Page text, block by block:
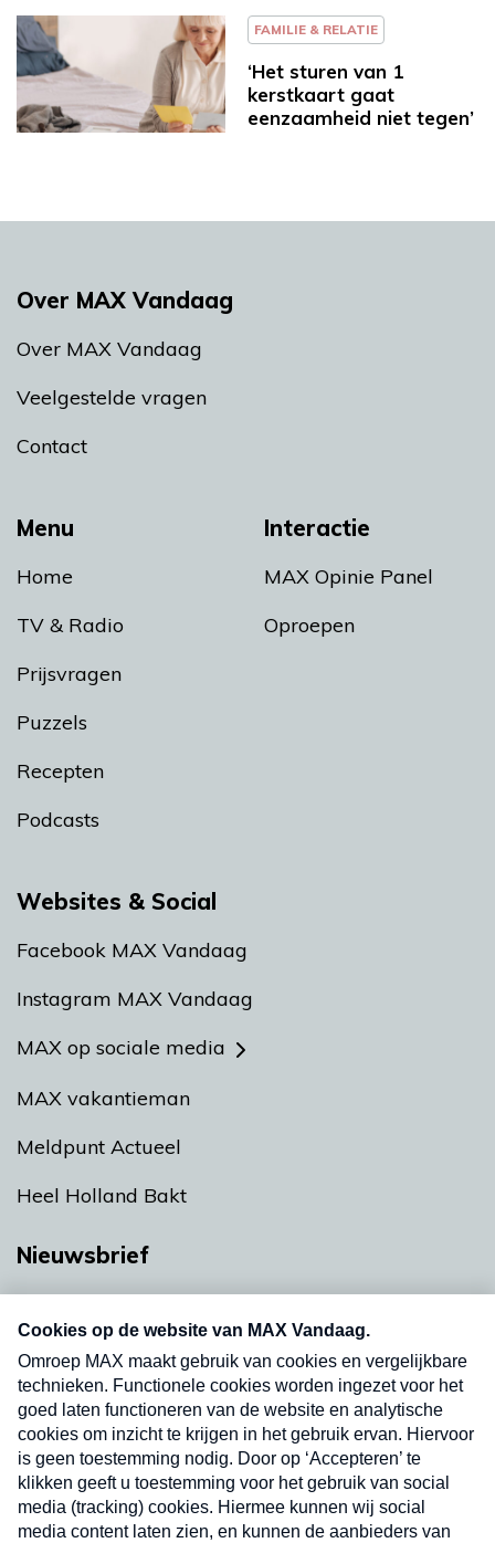
FAMILIE & RELATIE
‘Het sturen van 1
kerstkaart gaat
eenzaamheid niet tegen’
Menu
Home
TV & Radio
Prijsvragen
Puzzels
Recepten
Podcasts
Interactie
MAX Opinie Panel
Oproepen
Over MAX Vandaag
Over MAX Vandaag
Veelgestelde vragen
Contact
Websites & Social
Facebook MAX Vandaag
Instagram MAX Vandaag
MAX op sociale media
MAX vakantieman
Meldpunt Actueel
Heel Holland Bakt
Nieuwsbrief
nieuwsbrief. Elke vrijdag- en dinsdagochtend in
uw mailbox.
Verzend